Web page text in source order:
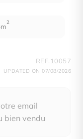
2
REF.10057
UPDATED ON 07/08/2026
email
bien vendu